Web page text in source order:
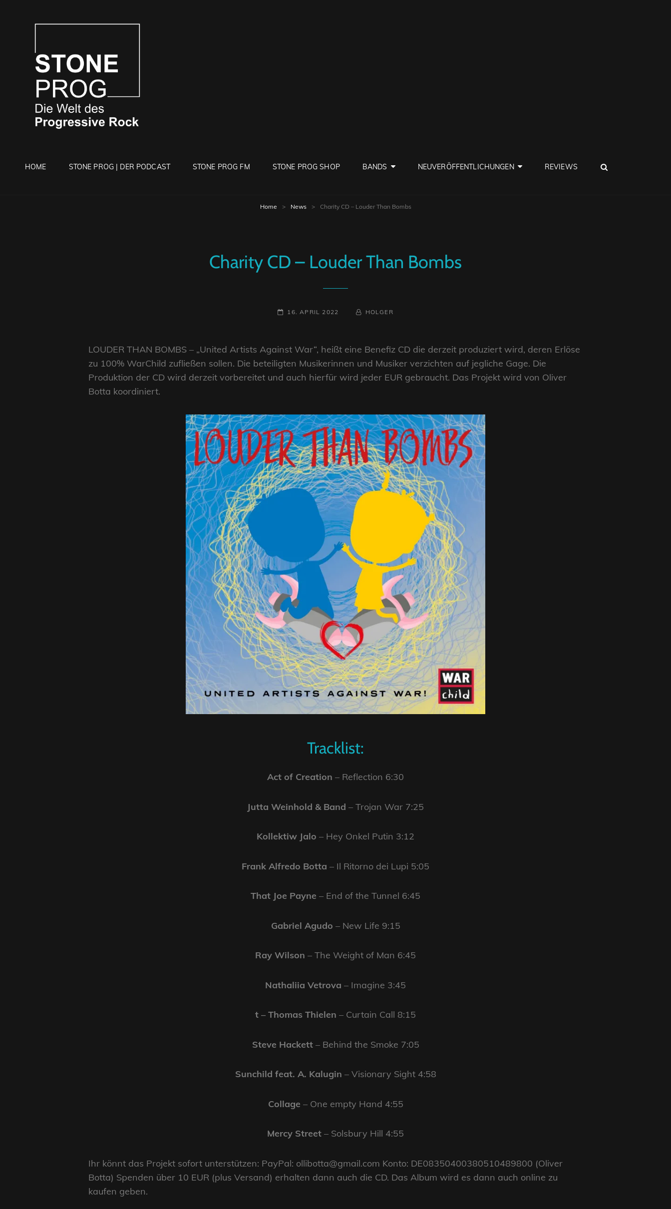
HOME STONE PROG | DER PODCAST STONE PROG FM STONE PROG SHOP BANDS NEUVERÖFFENTLICHUNGEN REVIEWS
Home > News > Charity CD – Louder Than Bombs
Charity CD – Louder Than Bombs
POSTED-
16. APRIL 2022
BY
BYLINE
HOLGER
LOUDER THAN BOMBS – „United Artists Against War“, heißt eine Benefiz CD die derzeit produziert wird, deren Erlöse
zu 100% WarChild zufließen sollen. Die beteiligten Musikerinnen und Musiker verzichten auf jegliche Gage. Die
Produktion der CD wird derzeit vorbereitet und auch hierfür wird jeder EUR gebraucht. Das Projekt wird von Oliver
Botta koordiniert.
Tracklist:
Act of Creation – Reflection 6:30
Jutta Weinhold & Band – Trojan War 7:25
Kollektiw Jalo – Hey Onkel Putin 3:12
Frank Alfredo Botta – Il Ritorno dei Lupi 5:05
That Joe Payne – End of the Tunnel 6:45
Gabriel Agudo – New Life 9:15
Ray Wilson – The Weight of Man 6:45
Nathaliia Vetrova – Imagine 3:45
t – Thomas Thielen – Curtain Call 8:15
Steve Hackett– Behind the Smoke 7:05
Sunchild feat. A. Kalugin – Visionary Sight 4:58
Collage – One empty Hand 4:55
Mercy Street – Solsbury Hill 4:55
Ihr könnt das Projekt sofort unterstützen: PayPal: ollibotta@gmail.com Konto: DE08350400380510489800 (Oliver
Botta) Spenden über 10 EUR (plus Versand) erhalten dann auch die CD. Das Album wird es dann auch online zu
kaufen geben.